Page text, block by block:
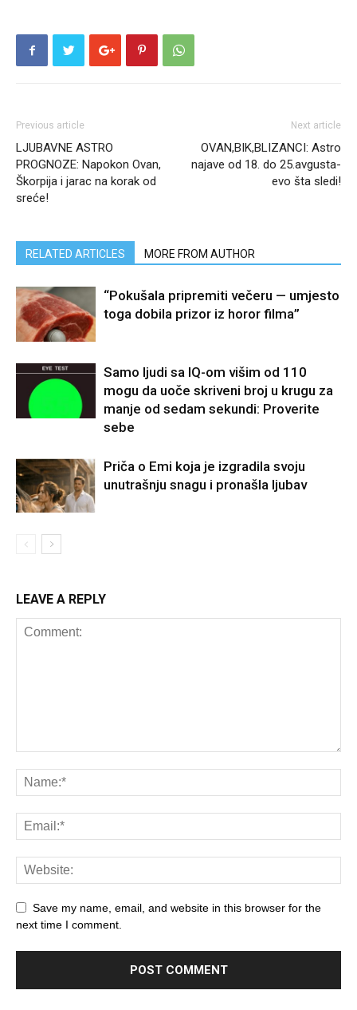
Previous article
LJUBAVNE ASTRO
PROGNOZE: Napokon Ovan,
Škorpija i jarac na korak od
sreće!
Next article
OVAN,BIK,BLIZANCI: Astro
najave od 18. do 25.avgusta-
evo šta sledi!
RELATED ARTICLES MORE FROM AUTHOR
“Pokušala pripremiti večeru — umjesto
toga dobila prizor iz horor filma”
Samo ljudi sa IQ-om višim od 110
mogu da uoče skriveni broj u krugu za
manje od sedam sekundi: Proverite
sebe
Priča o Emi koja je izgradila svoju
unutrašnju snagu i pronašla ljubav
LEAVE A REPLY
Save my name, email, and website in this browser for the
next time I comment.